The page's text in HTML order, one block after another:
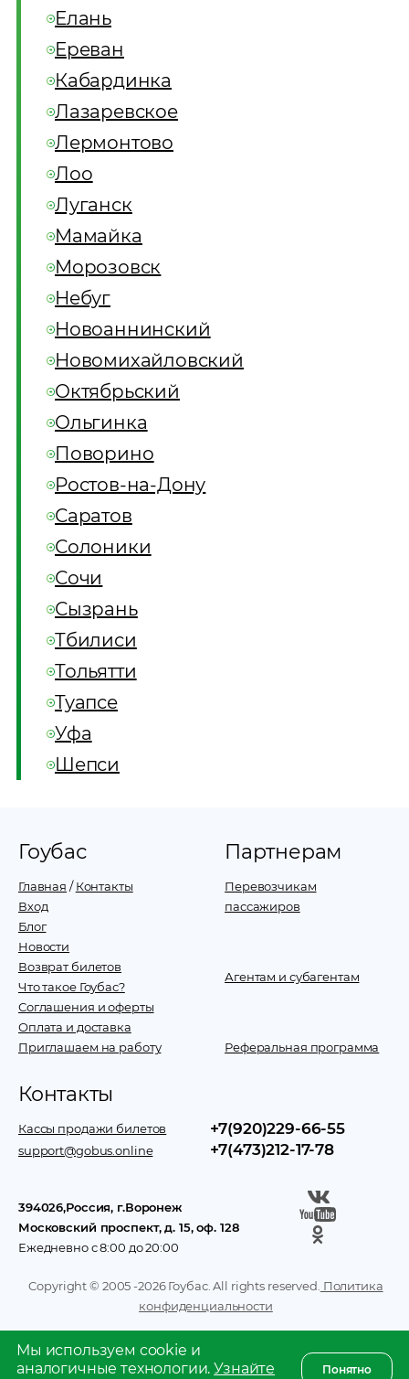
Елань
Ереван
Кабардинка
Лазаревское
Лермонтово
Лоо
Луганск
Мамайка
Морозовск
Небуг
Новоаннинский
Новомихайловский
Октябрьский
Ольгинка
Поворино
Ростов-на-Дону
Саратов
Солоники
Сочи
Сызрань
Тбилиси
Тольятти
Туапсе
Уфа
Шепси
Мы используем cookie и
аналогичные технологии.Узнайте
Понятно
Гоубас
Главная /Контакты
Вход
Блог
Новости
Возврат билетов
Что такое Гоубас?
Соглашения и оферты
Оплата и доставка
Приглашаем на работу
Партнерам
Перевозчикам
пассажиров
Агентам и субагентам
Реферальная программа
Контакты
Кассы продажи билетов
support@gobus.online
+7(920)229-66-55
+7(473)212-17-78
394026,Россия, г.Воронеж
Московский проспект, д. 15, оф. 128
Ежедневно с 8:00 до 20:00
Copyright © 2005 -2026Гоубас. All rights reserved. Политика
конфиденциальности